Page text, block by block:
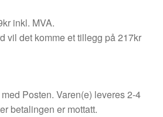
inkl. MVA.
vil det komme et tillegg på 217kr
Posten. Varen(e) leveres 2-4
betalingen er mottatt.